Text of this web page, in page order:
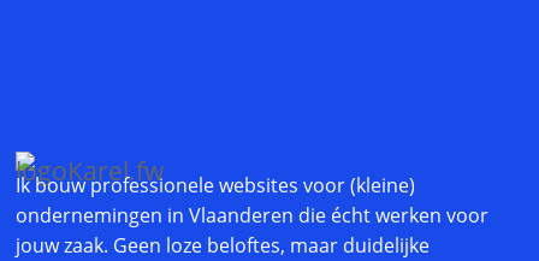
Ik bouw professionele websites voor (kleine)
ondernemingen in Vlaanderen die écht werken voor
jouw zaak. Geen loze beloftes, maar duidelijke